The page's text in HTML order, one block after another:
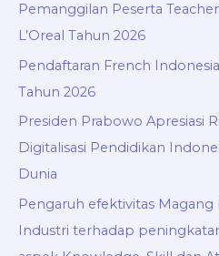
Pemanggilan Peserta
L’Oreal Tahun 2026
Pendaftaran French
Tahun 2026
Presiden Prabowo Apresiasi
Digitalisasi Pendidikan
Dunia
Pengaruh efektivitas Magang
Industri terhadap